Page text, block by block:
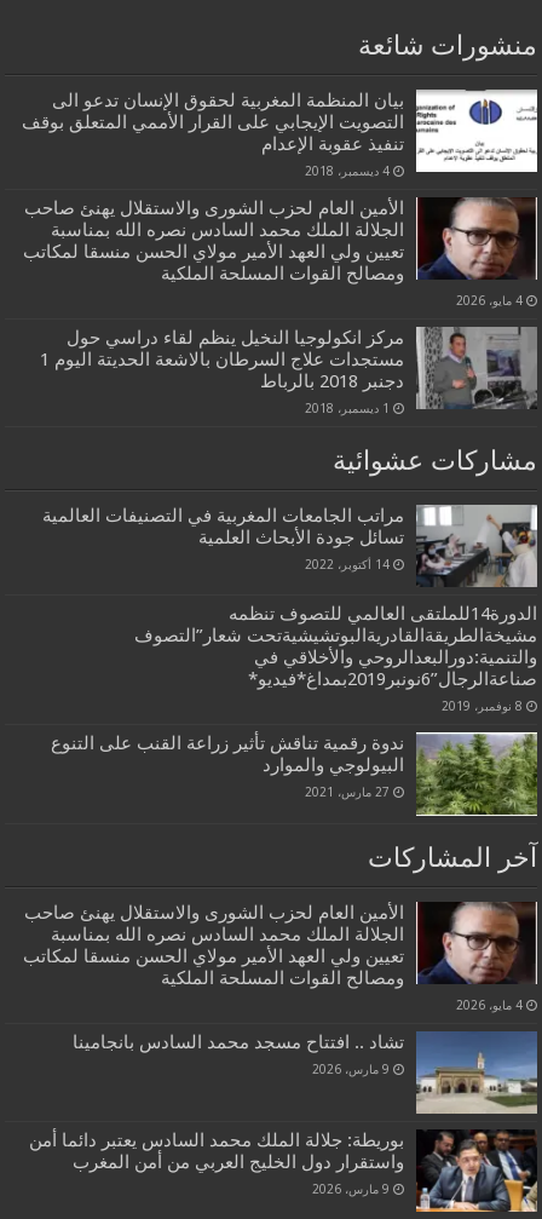
منشورات شائعة
بيان المنظمة المغربية لحقوق الإنسان تدعو الى
التصويت الإيجابي على القرار الأممي المتعلق بوقف
تنفيذ عقوبة الإعدام
4 ديسمبر، 2018
الأمين العام لحزب الشورى والاستقلال يهنئ صاحب
الجلالة الملك محمد السادس نصره الله بمناسبة
تعيين ولي العهد الأمير مولاي الحسن منسقا لمكاتب
ومصالح القوات المسلحة الملكية
4 مايو، 2026
مركز انكولوجيا النخيل ينظم لقاء دراسي حول
مستجدات علاج السرطان بالاشعة الحديتة اليوم 1
دجنبر 2018 بالرباط
1 ديسمبر، 2018
مشاركات عشوائية
مراتب الجامعات المغربية في التصنيفات العالمية
تسائل جودة الأبحاث العلمي‬ة
14 أكتوبر، 2022
الدورة14للملتقى العالمي للتصوف تنظمه
مشيخةالطريقةالقادريةالبوتشيشيةتحت شعار”التصوف
والتنمية:دورالبعدالروحي والأخلاقي في
صناعةالرجال”6نونبر2019بمداغ*فيديو*
8 نوفمبر، 2019
ندوة رقمية تناقش تأثير زراعة القنب على التنوع
البيولوجي والموارد
27 مارس، 2021
آخر المشاركات
الأمين العام لحزب الشورى والاستقلال يهنئ صاحب
الجلالة الملك محمد السادس نصره الله بمناسبة
تعيين ولي العهد الأمير مولاي الحسن منسقا لمكاتب
ومصالح القوات المسلحة الملكية
4 مايو، 2026
تشاد .. افتتاح مسجد محمد السادس بانجامينا
9 مارس، 2026
بوريطة: جلالة الملك محمد السادس يعتبر دائما أمن
واستقرار دول الخليج العربي من أمن المغرب
9 مارس، 2026